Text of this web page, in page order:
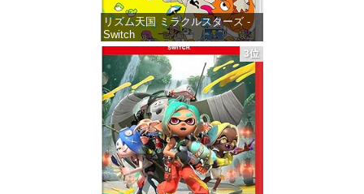
リズム天国 ミラクルスターズ -
Switch
価格：¥5,645
3位